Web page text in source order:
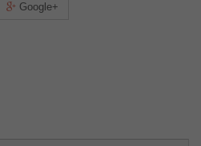
Google+